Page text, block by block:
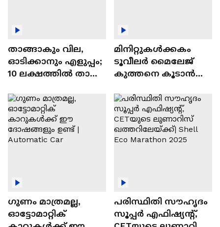
താങ്ങാകും വില,
ഓടിക്കാനും എളുപ്പം;
10 ലക്ഷത്തിൽ താഴെ
ഓട്ടോമാറ്റിക്ക്
എസ്‍യുവികൾ
മിനിറ്റുകൾക്കകം
ടൂവീലർ മൈലേജ്
കുത്തനെ കൂടാൻ
ഗുണം മാത്രമല്ല,
ഓട്ടോമാറ്റിക്
പരിസ്ഥിതി സൗഹൃദം
സൂപ്പർ എഫിഷ്യന്റ്,